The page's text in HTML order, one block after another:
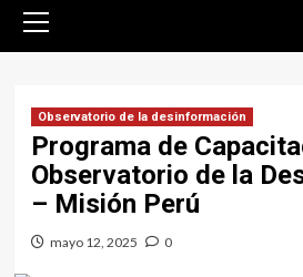
Menu
Observatorio de la desinformación
Programa de
Observatorio de la
– Misión Perú
mayo 12, 2025 0